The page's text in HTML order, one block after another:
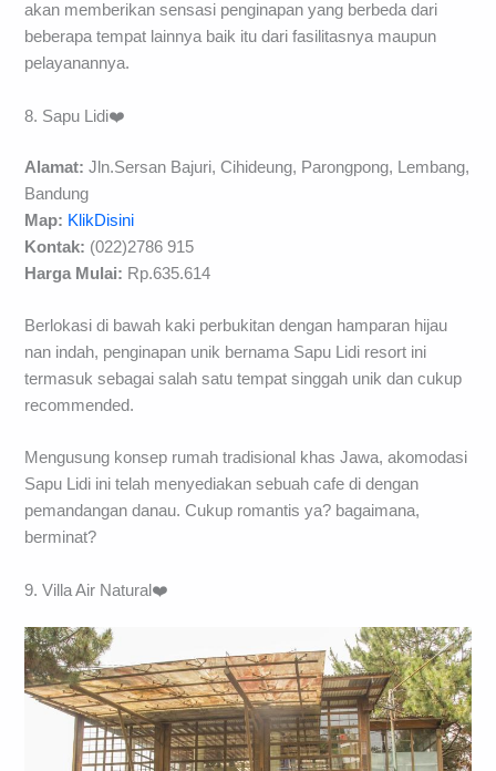
akan memberikan sensasi penginapan yang berbeda dari
beberapa tempat lainnya baik itu dari fasilitasnya maupun
pelayanannya.
8. Sapu Lidi❤️
Alamat: Jln.Sersan Bajuri, Cihideung, Parongpong, Lembang,
Bandung
Map: KlikDisini
Kontak: (022)2786 915
Harga Mulai: Rp.635.614
Berlokasi di bawah kaki perbukitan dengan hamparan hijau
nan indah, penginapan unik bernama Sapu Lidi resort ini
termasuk sebagai salah satu tempat singgah unik dan cukup
recommended.
Mengusung konsep rumah tradisional khas Jawa, akomodasi
Sapu Lidi ini telah menyediakan sebuah cafe di dengan
pemandangan danau. Cukup romantis ya? bagaimana,
berminat?
9. Villa Air Natural❤️